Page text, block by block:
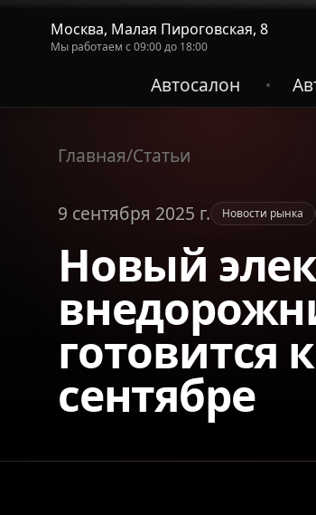
Москва, Малая Пироговская, 8
Мы работаем с 09:00 до 18:00
Автосалон
•
Главная/Статьи
9 сентября 2025 г. Новости рынка
Новый
готовится
сентябре